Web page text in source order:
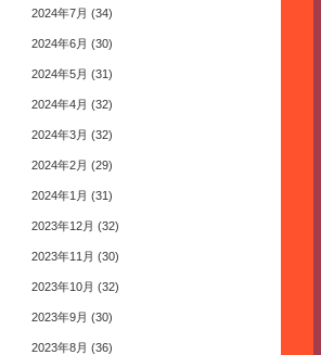
2024年7月 (34)
2024年6月 (30)
2024年5月 (31)
2024年4月 (32)
2024年3月 (32)
2024年2月 (29)
2024年1月 (31)
2023年12月 (32)
2023年11月 (30)
2023年10月 (32)
2023年9月 (30)
2023年8月 (36)